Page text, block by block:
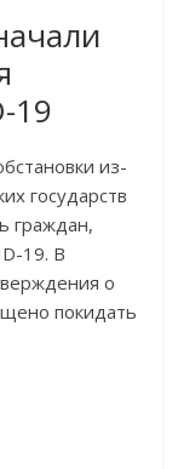
19
из-
государств
граждан,
19. В
о
покидать